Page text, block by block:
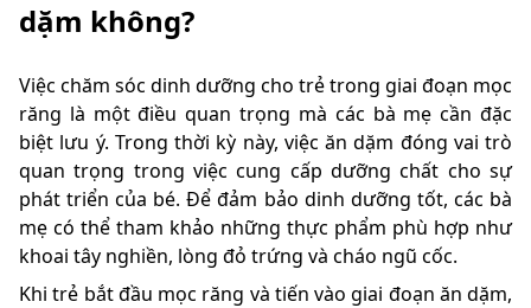
dặm không?
Việc chăm sóc dinh dưỡng cho trẻ trong giai đoạn mọc
răng là một điều quan trọng mà các bà mẹ cần đặc
biệt lưu ý. Trong thời kỳ này, việc ăn dặm đóng vai trò
quan trọng trong việc cung cấp dưỡng chất cho sự
phát triển của bé. Để đảm bảo dinh dưỡng tốt, các bà
mẹ có thể tham khảo những thực phẩm phù hợp như
khoai tây nghiền, lòng đỏ trứng và cháo ngũ cốc.
Khi trẻ bắt đầu mọc răng và tiến vào giai đoạn ăn dặm,